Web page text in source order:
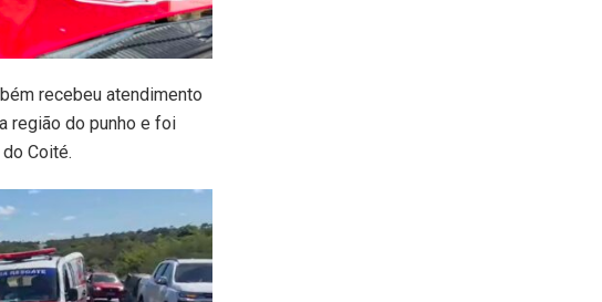
recebeu atendimento
região do punho e foi
Coité.